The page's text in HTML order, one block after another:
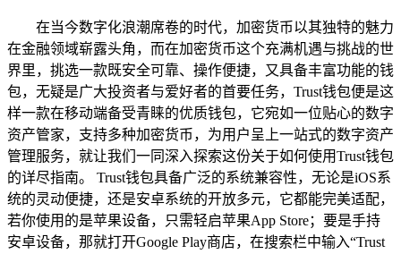
在当今数字化浪潮席卷的时代，加密货币以其独特的魅力
在金融领域崭露头角，而在加密货币这个充满机遇与挑战的世
界里，挑选一款既安全可靠、操作便捷，又具备丰富功能的钱
包，无疑是广大投资者与爱好者的首要任务，Trust钱包便是这
样一款在移动端备受青睐的优质钱包，它宛如一位贴心的数字
资产管家，支持多种加密货币，为用户呈上一站式的数字资产
管理服务，就让我们一同深入探索这份关于如何使用Trust钱包
的详尽指南。 Trust钱包具备广泛的系统兼容性，无论是iOS系
统的灵动便捷，还是安卓系统的开放多元，它都能完美适配，
若你使用的是苹果设备，只需轻启苹果App Store；要是手持
安卓设备，那就打开Google Play商店，在搜索栏中输入“Trust